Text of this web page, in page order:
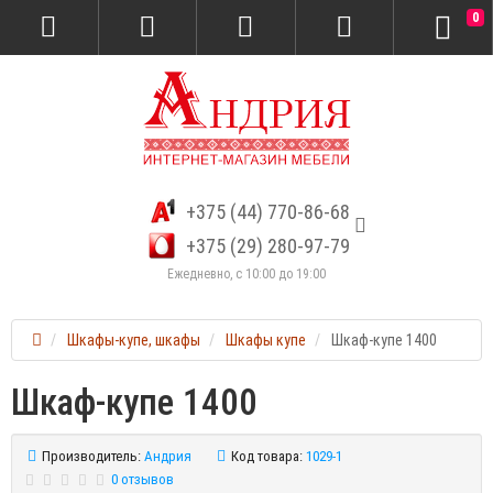
+375 (44) 770-86-68
+375 (29) 280-97-79
Ежедневно, с 10:00 до 19:00
0
Шкафы-купе, шкафы Шкафы купе Шкаф-купе 1400
Шкаф-купе 1400
Производитель: Андрия Код товара: 1029-1
0 отзывов